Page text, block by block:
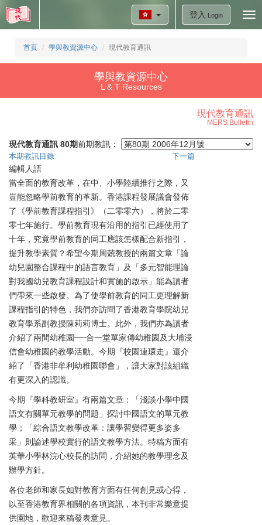
登入 Login
首頁 學與教資源中心 現代教育通訊
學與教資源中心
L & T Resources
現代教育通訊
MERS Bulletin
現代教育通訊 80期前期教訊：
本期教訊目錄 下一篇
編輯人語
當全面的教育改革，在中、小學陸續推行之際，又
豈能忽略學前教育的革新。香港課程發展議會發佈
了《學前教育課程指引》（二零零六），將於二零
零七年施行。學前教育現有沿用的指引已經使用了
十年，究竟學前教育的同工應該怎樣配合新指引，
提升教學素質？希望今期周兢教授的兩篇文章「論
幼兒園整合課程中的語言教育」及「多元智能理論
對我國幼兒教育課程設計和實施的啟示」能為讀者
們帶來一些啟發。為了使學前教育的同工更理解新
課程指引的特色，我們亦訪問了香港教育學院幼兒
教育學系副教授陳莉莉博士。此外，我們亦為讀者
介紹了兩間幼稚園──合一堂單家傳幼稚園及大埔浸
信會幼稚園的教學活動。今期『校園連環走』還介
紹了「香港非牟利幼稚園聯會」，讓大家對該組織
有更深入的認識。
今期『學科教研室』有兩篇文章：「淺談小學中國
語文有關單元教學的問題」探討中國語文的單元教
學；「綜合語文教學改革：讓學習變得更多姿多
采」則論述學校實行的語文教學方法。特稿方面有
英華小學林浣心校長的訪問，介紹她的教學理念及
辦學方針。
各位老師和家長如對教育方面有任何創見或心得，
以至香港教育界相關的各項資訊，本刊非常樂意提
供園地，歡迎來稿發表意見。